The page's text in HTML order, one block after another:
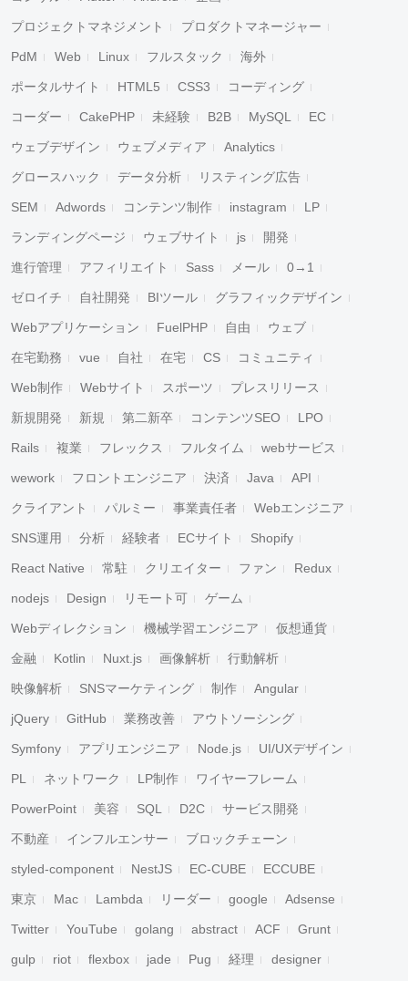
プロジェクトマネジメント プロダクトマネージャー
PdM Web Linux フルスタック 海外
ポータルサイト HTML5 CSS3 コーディング
コーダー CakePHP 未経験 B2B MySQL EC
ウェブデザイン ウェブメディア Analytics
グロースハック データ分析 リスティング広告
SEM Adwords コンテンツ制作 instagram LP
ランディングページ ウェブサイト js 開発
進行管理 アフィリエイト Sass メール 0→1
ゼロイチ 自社開発 BIツール グラフィックデザイン
Webアプリケーション FuelPHP 自由 ウェブ
在宅勤務 vue 自社 在宅 CS コミュニティ
Web制作 Webサイト スポーツ プレスリリース
新規開発 新規 第二新卒 コンテンツSEO LPO
Rails 複業 フレックス フルタイム webサービス
wework フロントエンジニア 決済 Java API
クライアント パルミー 事業責任者 Webエンジニア
SNS運用 分析 経験者 ECサイト Shopify
React Native 常駐 クリエイター ファン Redux
nodejs Design リモート可 ゲーム
Webディレクション 機械学習エンジニア 仮想通貨
金融 Kotlin Nuxt.js 画像解析 行動解析
映像解析 SNSマーケティング 制作 Angular
jQuery GitHub 業務改善 アウトソーシング
Symfony アプリエンジニア Node.js UI/UXデザイン
PL ネットワーク LP制作 ワイヤーフレーム
PowerPoint 美容 SQL D2C サービス開発
不動産 インフルエンサー ブロックチェーン
styled-component NestJS EC-CUBE ECCUBE
東京 Mac Lambda リーダー google Adsense
Twitter YouTube golang abstract ACF Grunt
gulp riot flexbox jade Pug 経理 designer